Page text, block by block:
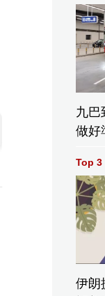
九巴
做好
Top 3
伊朗